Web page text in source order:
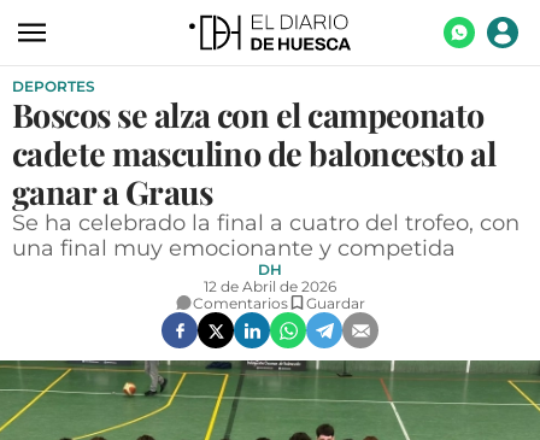
ACTUALIDAD
ECONOMÍA
TURISMO
CULTURA
SOCIEDAD
DEPORTES
Boscos se alza con el campeonato
cadete masculino de baloncesto al
ganar a Graus
Se ha celebrado la final a cuatro del trofeo, con
una final muy emocionante y competida
DH
12 de Abril de 2026
Comentarios
Guardar